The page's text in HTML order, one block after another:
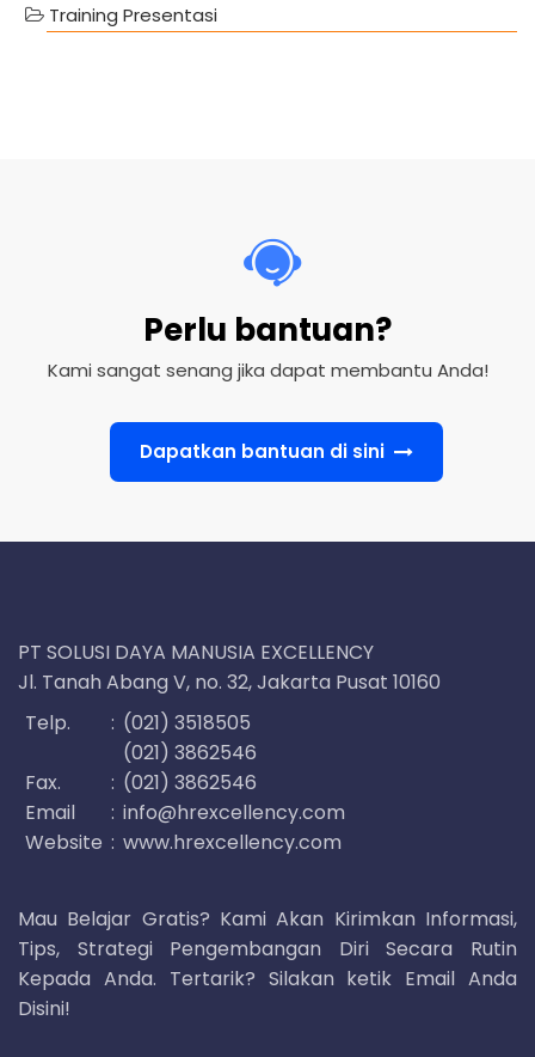
Training Presentasi
Perlu bantuan?
Kami sangat senang jika dapat membantu Anda!
Dapatkan bantuan di sini
PT SOLUSI DAYA MANUSIA EXCELLENCY
Jl. Tanah Abang V, no. 32, Jakarta Pusat 10160
Telp.
: (021) 3518505
(021) 3862546
Fax.
: (021) 3862546
Email
: info@hrexcellency.com
Website : www.hrexcellency.com
Mau Belajar Gratis? Kami Akan Kirimkan Informasi,
Tips, Strategi Pengembangan Diri Secara Rutin
Kepada Anda. Tertarik? Silakan ketik Email Anda
Disini!